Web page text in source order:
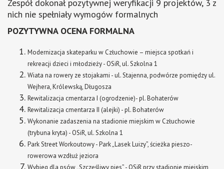
Zespół dokonał pozytywnej weryfikacji 9 projektów, 3 z
nich nie spełniały wymogów formalnych
POZYTYWNA OCENA FORMALNA
Modernizacja skateparku w Człuchowie – miejsca spotkań i
rekreacji dzieci i młodzieży - OSiR, ul. Szkolna 1
Wiata na rowery ze stojakami - ul. Stajenna, podwórze pomiędzy ul.
Wejhera, Królewską, Długosza
Rewitalizacja cmentarza I (ogrodzenie)- pl. Bohaterów
Rewitalizacja cmentarza II (alejki) - pl. Bohaterów
Wykonanie zadaszenia na stadionie miejskim w Człuchowie
(trybuna kryta) - OSiR, ul. Szkolna 1
Park Street Workoutowy - Park „Lasek Luizy”, ścieżka pieszo-
rowerowa wzdłuż jeziora